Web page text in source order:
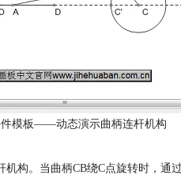
件模板——动态演示曲柄连杆机构
构。当曲柄CB绕C点旋转时，通